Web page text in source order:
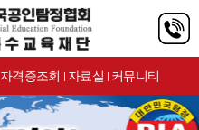
자격증조회 | 자료실 | 커뮤니티